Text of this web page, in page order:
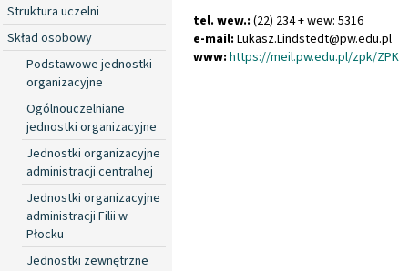
Struktura uczelni
Skład osobowy
Podstawowe jednostki
organizacyjne
Ogólnouczelniane
jednostki organizacyjne
Jednostki organizacyjne
administracji centralnej
Jednostki organizacyjne
administracji Filii w
Płocku
Jednostki zewnętrzne
tel. wew.: (22) 234 + wew: 5316
e-mail: Lukasz.Lindstedt@pw.edu.pl
www: https://meil.pw.edu.pl/zpk/